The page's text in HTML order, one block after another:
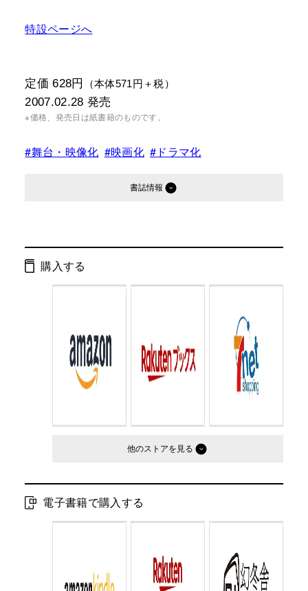
特設ページへ
定価 628円 （本体571円＋税）
2007.02.28 発売
※価格、発売日は紙書籍のものです。
#舞台・映像化 #映画化 #ドラマ化
書誌情報
ページ数：
判型： 文庫判
購入する
他のストア
電子書籍で購入する